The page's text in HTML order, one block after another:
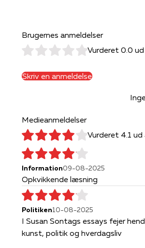
Brugernes anmeldelser
Vurderet 0.0
Skriv en anmeldelse
Medieanmeldelser
Vurderet 4.1
Information09-08-2025
Opkvikkende læsning
Politiken10-08-2025
I Susan Sontags essays fejer
kunst, politik og hverdagsliv